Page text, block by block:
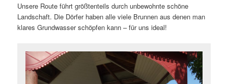
Unsere Route führt größtenteils durch unbewohnte schöne
Landschaft. Die Dörfer haben alle viele Brunnen aus denen man
klares Grundwasser schöpfen kann – für uns ideal!